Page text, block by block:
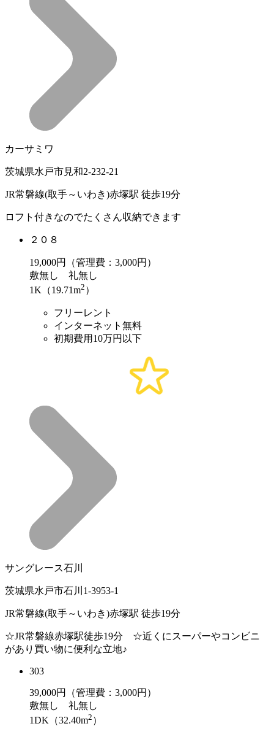
カーサミワ
茨城県水戸市見和2-232-21
JR常磐線(取手～いわき)赤塚駅 徒歩19分
ロフト付きなのでたくさん収納できます
２０８
19,000円（管理費：3,000円）
敷無し 礼無し
1K（19.71m2 ）
フリーレント
インターネット無料
初期費用10万円以下
サングレース石川
茨城県水戸市石川1-3953-1
JR常磐線(取手～いわき)赤塚駅 徒歩19分
☆JR常磐線赤塚駅徒歩19分 ☆近くにスーパーやコンビニ
があり買い物に便利な立地♪
303
39,000円（管理費：3,000円）
敷無し 礼無し
1DK（32.40m2 ）